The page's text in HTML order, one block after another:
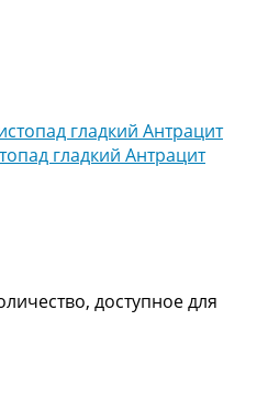
гладкий Антрацит
доступное для